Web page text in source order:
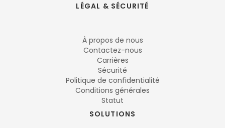
LÉGAL & SÉCURITÉ
À propos de nous
Contactez-nous
Carrières
Sécurité
Politique de confidentialité
Conditions générales
Statut
SOLUTIONS